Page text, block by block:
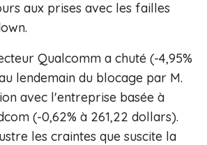
aux prises avec les failles
Qualcomm a chuté (-4,95%
lendemain du blocage par M.
avec l'entreprise basée à
(-0,62% à 261,22 dollars).
les craintes que suscite la